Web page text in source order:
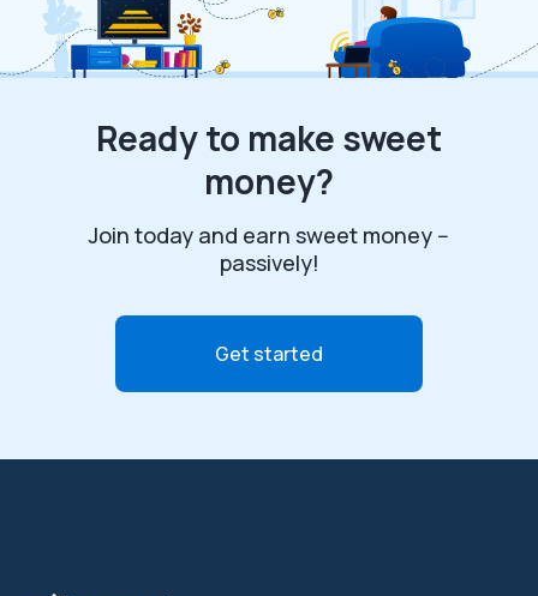
Ready to make sweet
money?
Join today and earn sweet money --
passively!
Get started